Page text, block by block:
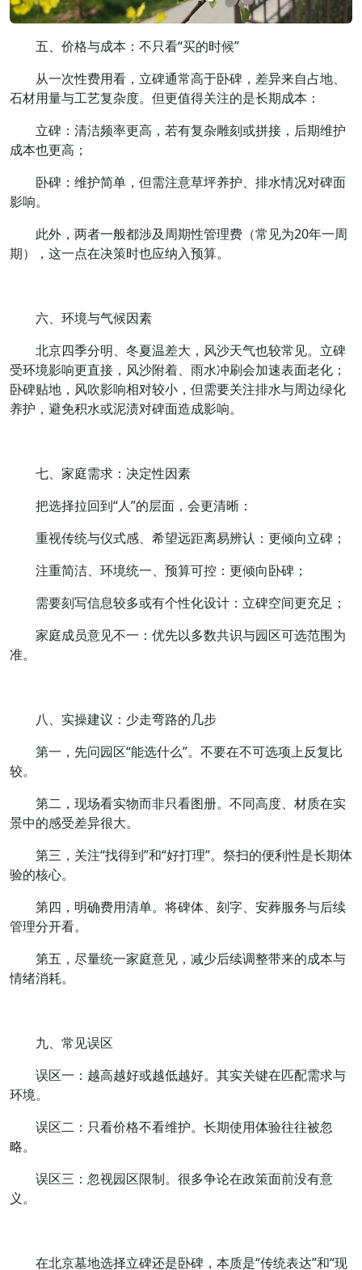
五、价格与成本：不只看“买的时候”
从一次性费用看，立碑通常高于卧碑，差异来自占地、
石材用量与工艺复杂度。但更值得关注的是长期成本：
立碑：清洁频率更高，若有复杂雕刻或拼接，后期维护
成本也更高；
卧碑：维护简单，但需注意草坪养护、排水情况对碑面
影响。
此外，两者一般都涉及周期性管理费（常见为20年一周
期），这一点在决策时也应纳入预算。
六、环境与气候因素
北京四季分明、冬夏温差大，风沙天气也较常见。立碑
受环境影响更直接，风沙附着、雨水冲刷会加速表面老化；
卧碑贴地，风吹影响相对较小，但需要关注排水与周边绿化
养护，避免积水或泥渍对碑面造成影响。
七、家庭需求：决定性因素
把选择拉回到“人”的层面，会更清晰：
重视传统与仪式感、希望远距离易辨认：更倾向立碑；
注重简洁、环境统一、预算可控：更倾向卧碑；
需要刻写信息较多或有个性化设计：立碑空间更充足；
家庭成员意见不一：优先以多数共识与园区可选范围为
准。
八、实操建议：少走弯路的几步
第一，先问园区“能选什么”。不要在不可选项上反复比
较。
第二，现场看实物而非只看图册。不同高度、材质在实
景中的感受差异很大。
第三，关注“找得到”和“好打理”。祭扫的便利性是长期体
验的核心。
第四，明确费用清单。将碑体、刻字、安葬服务与后续
管理分开看。
第五，尽量统一家庭意见，减少后续调整带来的成本与
情绪消耗。
九、常见误区
误区一：越高越好或越低越好。其实关键在匹配需求与
环境。
误区二：只看价格不看维护。长期使用体验往往被忽
略。
误区三：忽视园区限制。很多争论在政策面前没有意
义。
在北京墓地选择立碑还是卧碑，本质是“传统表达”和“现